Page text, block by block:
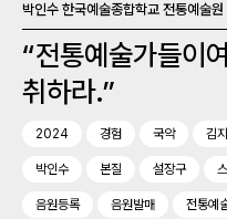
박인수 한국예술종합학교 전통예술
“전통예술가들이
취하라.”
2024 경험 국악 김
박인수 본질 설장구
음원등록 음원발매 전통예